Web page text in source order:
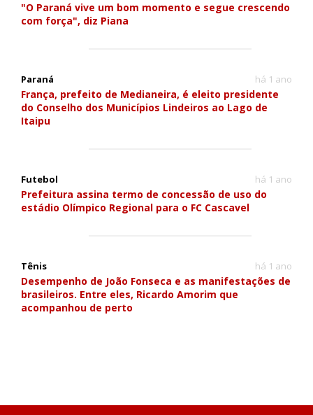
"O Paraná vive um bom momento e segue crescendo
com força", diz Piana
Paraná há 1 ano
França, prefeito de Medianeira, é eleito presidente
do Conselho dos Municípios Lindeiros ao Lago de
Itaipu
Futebol há 1 ano
Prefeitura assina termo de concessão de uso do
estádio Olímpico Regional para o FC Cascavel
Tênis há 1 ano
Desempenho de João Fonseca e as manifestações de
brasileiros. Entre eles, Ricardo Amorim que
acompanhou de perto